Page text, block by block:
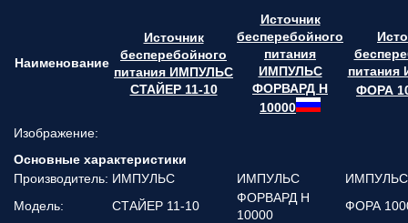
Наименование
Источник
бесперебойного
питания ИМПУЛЬС
СТАЙЕР 11-10
Источник
бесперебойного
питания
ИМПУЛЬС
ФОРВАРД Н
10000
ФОРА
Изображение:
Основные характеристики
Производитель: ИМПУЛЬС ИМПУЛЬС
ИМПУЛЬС
Модель:
СТАЙЕР 11-10
ФОРВАРД Н
10000
ФОРА